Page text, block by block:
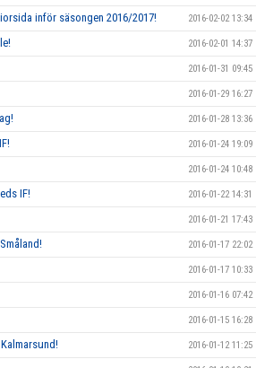
inför säsongen 2016/2017! 2016-02-02 13:34
2016-02-01 14:37
2016-01-31 09:45
2016-01-29 16:27
2016-01-28 13:36
2016-01-24 19:09
2016-01-24 10:48
IF! 2016-01-22 14:31
2016-01-21 17:43
2016-01-17 22:02
2016-01-17 10:33
2016-01-16 07:42
2016-01-15 16:28
2016-01-12 11:25